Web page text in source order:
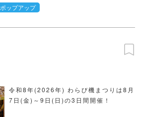
ポップアップ
令和8年(2026年) わらび機まつりは8月
7日(金)～9日(日)の3日間開催！